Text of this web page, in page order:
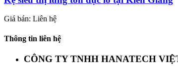
Giá bán: Liên hệ
Thông tin liên hệ
CÔNG TY TNHH HANATECH